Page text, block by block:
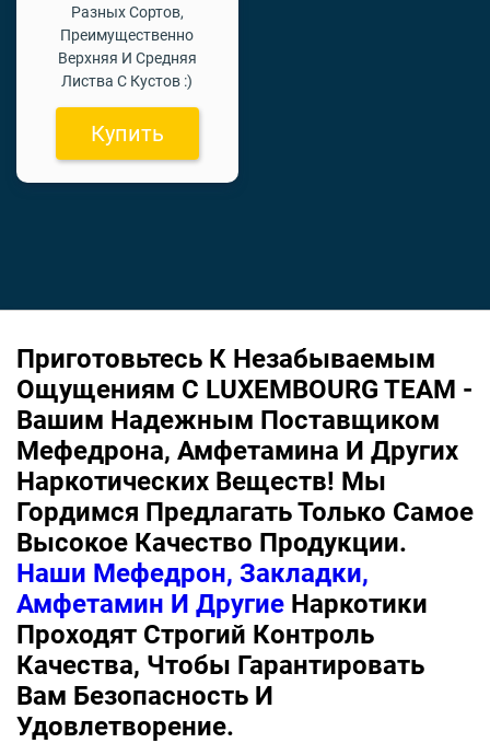
Разных Сортов,
Преимущественно
Верхняя И Средняя
Листва С Кустов :)
Купить
Приготовьтесь К Незабываемым
Ощущениям С LUXEMBOURG TEAM -
Вашим Надежным Поставщиком
Мефедрона, Амфетамина И Других
Наркотических Веществ! Мы
Гордимся Предлагать Только Самое
Высокое Качество Продукции.
Наши Мефедрон, Закладки,
Амфетамин И Другие Наркотики
Проходят Строгий Контроль
Качества, Чтобы Гарантировать
Вам Безопасность И
Удовлетворение.